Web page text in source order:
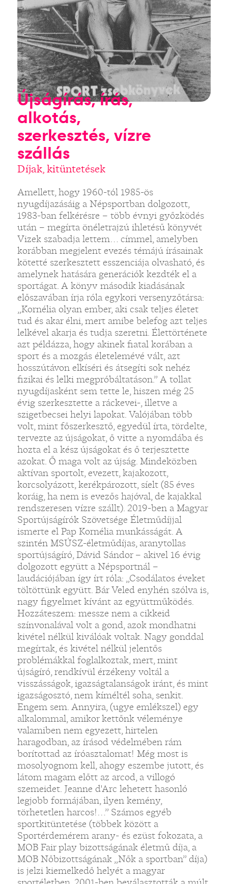
Újságírás, írás,
alkotás,
szerkesztés, vízre
szállás
Díjak, kitüntetések
Amellett, hogy 1960-tól 1985-ös
nyugdíjazásáig a Népsportban dolgozott,
1983-ban felkérésre – több évnyi győzködés
után – megírta önéletrajzú ihletésű könyvét
Vizek szabadja lettem… címmel, amelyben
korábban megjelent evezés témájú írásainak
kötetté szerkesztett esszenciája olvasható, és
amelynek hatására generációk kezdték el a
sportágat. A könyv második kiadásának
előszavában írja róla egykori versenyzőtársa:
„Kornélia olyan ember, aki csak teljes életet
tud és akar élni, mert amibe belefog azt teljes
lelkével akarja és tudja szeretni. Élettörténete
azt példázza, hogy akinek fiatal korában a
sport és a mozgás életelemévé vált, azt
hosszútávon elkíséri és átsegíti sok nehéz
fizikai és lelki megpróbáltatáson.” A tollat
nyugdíjasként sem tette le, hiszen még 25
évig szerkesztette a ráckevei-, illetve a
szigetbecsei helyi lapokat. Valójában több
volt, mint főszerkesztő, egyedül írta, tördelte,
tervezte az újságokat, ő vitte a nyomdába és
hozta el a kész újságokat és ő terjesztette
azokat. Ő maga volt az újság. Mindeközben
aktívan sportolt, evezett, kajakozott,
korcsolyázott, kerékpározott, síelt (85 éves
koráig, ha nem is evezős hajóval, de kajakkal
rendszeresen vízre szállt). 2019-ben a Magyar
Sportújságírók Szövetsége Életműdíjjal
ismerte el Pap Kornélia munkásságát. A
szintén MSÚSZ-életműdíjas, aranytollas
sportújságíró, Dávid Sándor – akivel 16 évig
dolgozott együtt a Népsportnál –
laudációjában így írt róla: „Csodálatos éveket
töltöttünk együtt. Bár Veled enyhén szólva is,
nagy figyelmet kívánt az együttműködés.
Hozzáteszem: messze nem a cikkeid
színvonalával volt a gond, azok mondhatni
kivétel nélkül kiválóak voltak. Nagy gonddal
megírtak, és kivétel nélkül jelentős
problémákkal foglalkoztak, mert, mint
újságíró, rendkívül érzékeny voltál a
visszásságok, igazságtalanságok iránt, és mint
igazságosztó, nem kíméltél soha, senkit.
Engem sem. Annyira, (ugye emlékszel) egy
alkalommal, amikor kettőnk véleménye
valamiben nem egyezett, hirtelen
haragodban, az írásod védelmében rám
borítottad az íróasztalomat! Még most is
mosolyognom kell, ahogy eszembe jutott, és
látom magam előtt az arcod, a villogó
szemeidet. Jeanne d'Arc lehetett hasonló
legjobb formájában, ilyen kemény,
törhetetlen harcos!…” Számos egyéb
sportkitüntetése (többek között a
Sportérdemérem arany- és ezüst fokozata, a
MOB Fair play bizottságának életmű díja, a
MOB Nőbizottságának „Nők a sportban” díja)
is jelzi kiemelkedő helyét a magyar